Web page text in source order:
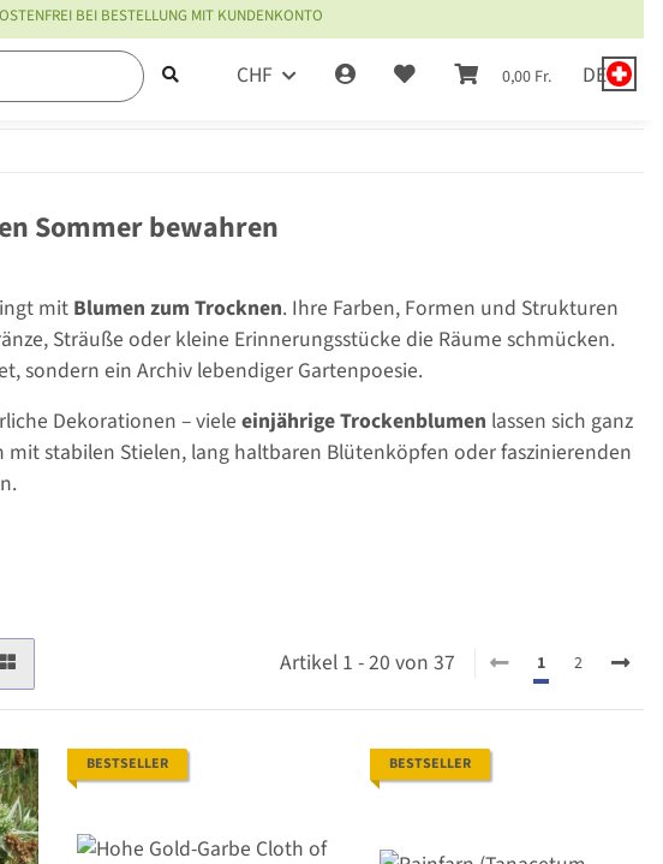
BEI BESTELLUNG MIT KUNDENKONTO
CHF 0,00 Fr. DE
Sommer bewahren
mit Blumen zum Trocknen. Ihre Farben, Formen und Strukturen
Sträuße oder kleine Erinnerungsstücke die Räume schmücken.
sondern ein Archiv lebendiger Gartenpoesie.
Dekorationen – viele einjährige Trockenblumen lassen sich ganz
stabilen Stielen, lang haltbaren Blütenköpfen oder faszinierenden
Artikel 1 - 20 von 37 1 2
BESTSELLER BESTSELLER